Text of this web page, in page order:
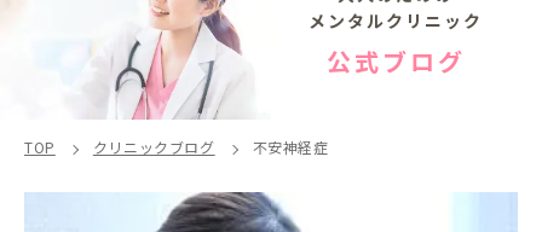
メンタルクリニック
公式ブログ
TOP クリニックブログ 不安神経症